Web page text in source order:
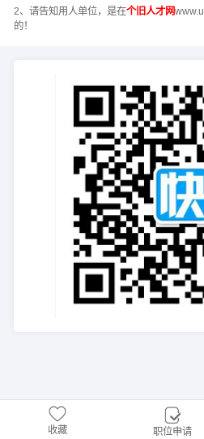
2、请告知用人单位，是在个旧人才网
的！
收藏 职位申请